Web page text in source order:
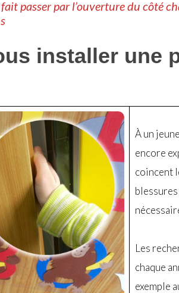
passer par l’ouverture du côté
installer une
À un
encore
coincent
Les
chaque
exemple